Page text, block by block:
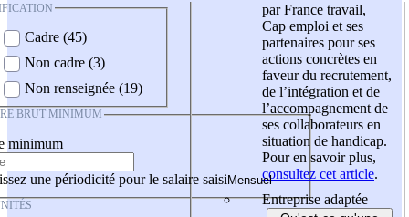
Cadre (45)
Non cadre (3)
Non renseignée (19)
BRUT MINIMUM
minimum
une périodicité pour le salaire saisi
par France travail,
Cap emploi et ses
partenaires pour ses
actions concrètes en
faveur du recrutement,
de l’intégration et de
l’accompagnement de
ses collaborateurs en
situation de handicap.
Pour en savoir plus,
consultez cet article.
Entreprise adaptée